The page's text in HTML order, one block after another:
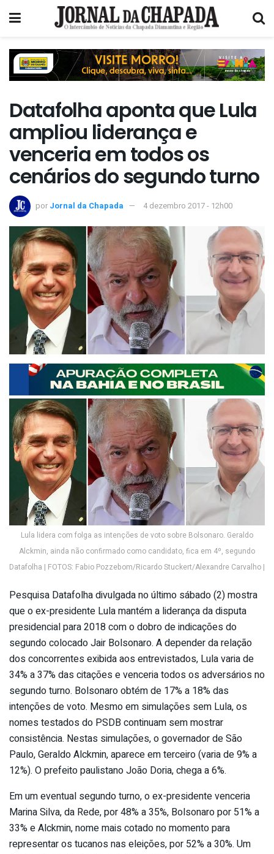
Datafolha aponta que Lula
ampliou liderança e
venceria em todos os
cenários do segundo turno
por Jornal da Chapada 4 dezembro 2017 - 12h00
Lula lidera com folga as intenções de voto sobre Bolsonaro. Geraldo
Alckmin, ainda não confirmado como candidato, fica em 4º, segundo
Datafolha | FOTOS: Fabio Pozzebom/Ricardo Stuckert/Alexandre Carvalho |
Pesquisa Datafolha divulgada no último sábado (2) mostra
que o ex-presidente Lula mantém a liderança da disputa
presidencial para 2018 com o dobro de indicações do
segundo colocado Jair Bolsonaro. A depender da relação
dos concorrentes exibida aos entrevistados, Lula varia de
34% a 37% das citações e venceria todos os adversários no
segundo turno. Bolsonaro obtém de 17% a 18% das
intenções de voto. Mesmo em simulações sem Lula, os
nomes testados do PSDB continuam sem mostrar
consistência. Nestas simulações, o governador de São
Paulo, Geraldo Alckmin, aparece em terceiro (varia de 9% a
12%). O prefeito paulistano João Doria, chega a 6%.
Em um eventual segundo turno, o ex-presidente venceria
Marina Silva, da Rede, por 48% a 35%, Bolsonaro por 51% a
33% e Alckmin, nome mais cotado no momento para
representar os tucanos nas eleições, por 52% a 30%. Um